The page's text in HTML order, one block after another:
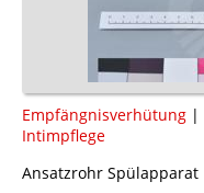
Empfängnisverhütung |
Intimpflege
Ansatzrohr Spülapparat